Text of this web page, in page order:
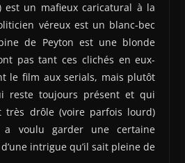
est un mafieux caricatural à la
véreux est un blanc-bec
de Peyton est une blonde
pas tant ces clichés en eux-
le film aux serials, mais plutôt
reste toujours présent et qui
très drôle (voire parfois lourd)
a voulu garder une certaine
intrigue qu’il sait pleine de